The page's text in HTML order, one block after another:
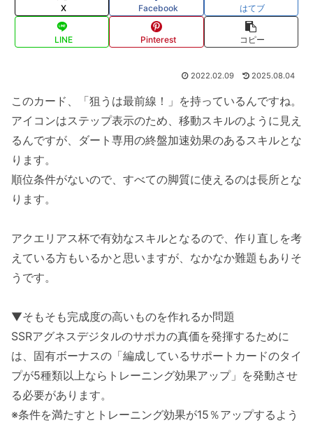
X Facebook はてブ
LINE Pinterest コピー
2022.02.09 2025.08.04
このカード、「狙うは最前線！」を持っているんですね。
アイコンはステップ表示のため、移動スキルのように見え
るんですが、ダート専用の終盤加速効果のあるスキルとな
ります。
順位条件がないので、すべての脚質に使えるのは長所とな
ります。
アクエリアス杯で有効なスキルとなるので、作り直しを考
えている方もいるかと思いますが、なかなか難題もありそ
うです。
▼そもそも完成度の高いものを作れるか問題
SSRアグネスデジタルのサポカの真価を発揮するために
は、固有ボーナスの「編成しているサポートカードのタイ
プが5種類以上ならトレーニング効果アップ」を発動させ
る必要があります。
※条件を満たすとトレーニング効果が15％アップするよう